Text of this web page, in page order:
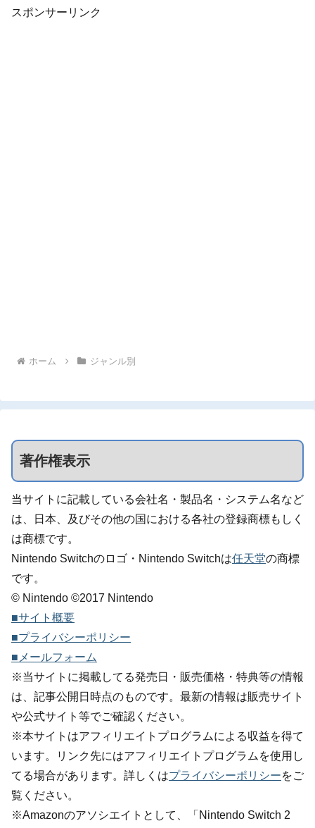
スポンサーリンク
ホーム ジャンル別
著作権表示
当サイトに記載している会社名・製品名・システム名など
は、日本、及びその他の国における各社の登録商標もしく
は商標です。
Nintendo Switchのロゴ・Nintendo Switchは任天堂の商標
です。
© Nintendo ©2017 Nintendo
■サイト概要
■プライバシーポリシー
■メールフォーム
※当サイトに掲載してる発売日・販売価格・特典等の情報
は、記事公開日時点のものです。最新の情報は販売サイト
や公式サイト等でご確認ください。
※本サイトはアフィリエイトプログラムによる収益を得て
います。リンク先にはアフィリエイトプログラムを使用し
てる場合があります。詳しくはプライバシーポリシーをご
覧ください。
※Amazonのアソシエイトとして、「Nintendo Switch 2